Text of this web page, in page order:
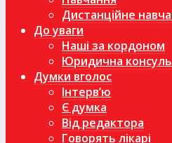
Дистанційне
До уваги
Наші за кордоном
Юридична
Думки вголос
Інтерв’ю
Є думка
Від редактора
Говорять лікарі